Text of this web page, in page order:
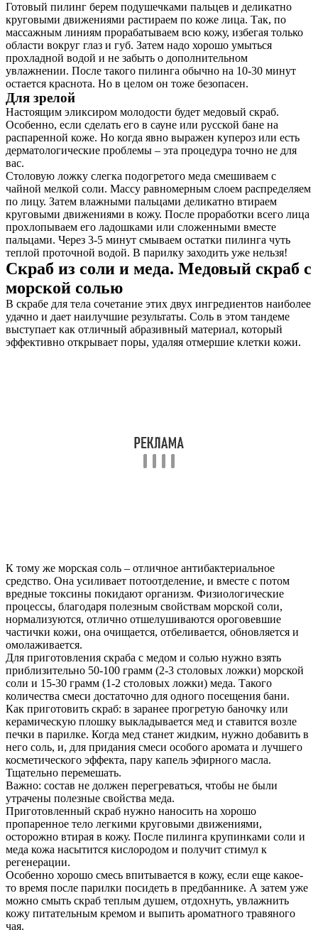
Готовый пилинг берем подушечками пальцев и деликатно
круговыми движениями растираем по коже лица. Так, по
массажным линиям прорабатываем всю кожу, избегая только
области вокруг глаз и губ. Затем надо хорошо умыться
прохладной водой и не забыть о дополнительном
увлажнении. После такого пилинга обычно на 10-30 минут
остается краснота. Но в целом он тоже безопасен.
Для зрелой
Настоящим эликсиром молодости будет медовый скраб.
Особенно, если сделать его в сауне или русской бане на
распаренной коже. Но когда явно выражен купероз или есть
дерматологические проблемы – эта процедура точно не для
вас.
Столовую ложку слегка подогретого меда смешиваем с
чайной мелкой соли. Массу равномерным слоем распределяем
по лицу. Затем влажными пальцами деликатно втираем
круговыми движениями в кожу. После проработки всего лица
прохлопываем его ладошками или сложенными вместе
пальцами. Через 3-5 минут смываем остатки пилинга чуть
теплой проточной водой. В парилку заходить уже нельзя!
Скраб из соли и меда. Медовый скраб с
морской солью
В скрабе для тела сочетание этих двух ингредиентов наиболее
удачно и дает наилучшие результаты. Соль в этом тандеме
выступает как отличный абразивный материал, который
эффективно открывает поры, удаляя отмершие клетки кожи.
К тому же морская соль – отличное антибактериальное
средство. Она усиливает потоотделение, и вместе с потом
вредные токсины покидают организм. Физиологические
процессы, благодаря полезным свойствам морской соли,
нормализуются, отлично отшелушиваются ороговевшие
частички кожи, она очищается, отбеливается, обновляется и
омолаживается.
Для приготовления скраба с медом и солью нужно взять
приблизительно 50-100 грамм (2-3 столовых ложки) морской
соли и 15-30 грамм (1-2 столовых ложки) меда. Такого
количества смеси достаточно для одного посещения бани.
Как приготовить скраб: в заранее прогретую баночку или
керамическую плошку выкладывается мед и ставится возле
печки в парилке. Когда мед станет жидким, нужно добавить в
него соль, и, для придания смеси особого аромата и лучшего
косметического эффекта, пару капель эфирного масла.
Тщательно перемешать.
Важно: состав не должен перегреваться, чтобы не были
утрачены полезные свойства меда.
Приготовленный скраб нужно наносить на хорошо
пропаренное тело легкими круговыми движениями,
осторожно втирая в кожу. После пилинга крупинками соли и
меда кожа насытится кислородом и получит стимул к
регенерации.
Особенно хорошо смесь впитывается в кожу, если еще какое-
то время после парилки посидеть в предбаннике. А затем уже
можно смыть скраб теплым душем, отдохнуть, увлажнить
кожу питательным кремом и выпить ароматного травяного
чая.